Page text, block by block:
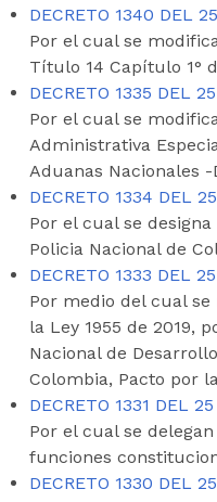
DECRETO 1340 DEL
Por el cual se
Título 14 Capítulo 1°
DECRETO 1335 DEL
Por el cual se
Administrativa
Aduanas Nacionales -
DECRETO 1334 DEL
Por el cual se
Policia Nacional de
DECRETO 1333 DEL
Por medio del cual
la Ley 1955 de 2019,
Nacional de
Colombia, Pacto por
DECRETO 1331 DEL
Por el cual se
funciones
DECRETO 1330 DEL